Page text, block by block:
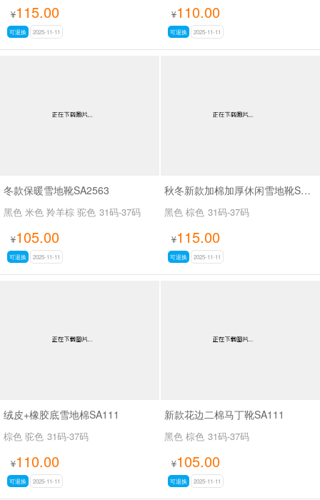
¥115.00
可退换 2025-11-11
¥110.00
可退换 2025-11-11
冬款保暖雪地靴SA2563
黑色 米色 羚羊棕 驼色 31码-37码
¥105.00
可退换 2025-11-11
秋冬新款加棉加厚休闲雪地靴SA111
黑色 棕色 31码-37码
¥115.00
可退换 2025-11-11
绒皮+橡胶底雪地棉SA111
棕色 驼色 31码-37码
¥110.00
可退换 2025-11-11
新款花边二棉马丁靴SA111
黑色 棕色 31码-37码
¥105.00
可退换 2025-11-11